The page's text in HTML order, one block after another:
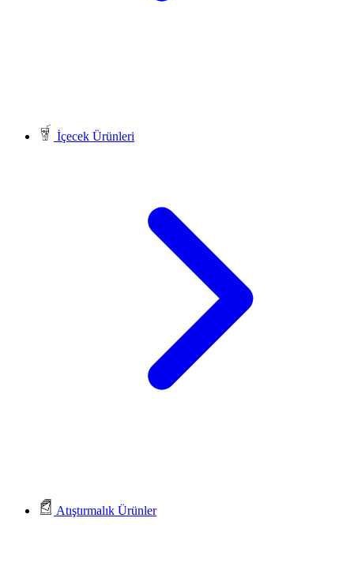
İçecek Ürünleri
Atıştırmalık Ürünler